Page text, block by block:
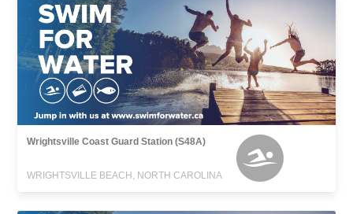
Wrightsville Coast Guard Station (S48A)
WRIGHTSVILLE BEACH, NORTH CAROLINA